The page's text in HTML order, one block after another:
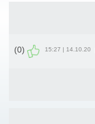
14.10.20 | 15:27
(0)